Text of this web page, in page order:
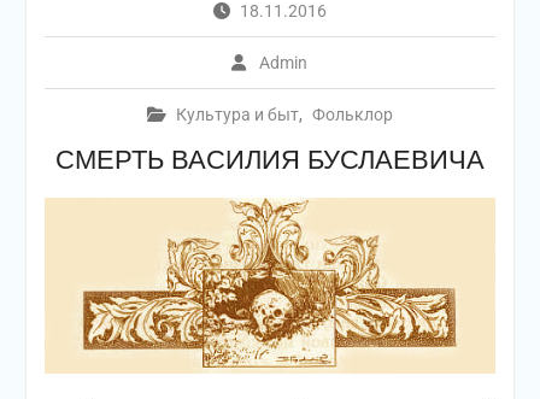
18.11.2016
Admin
Культура и быт, Фольклор
СМЕРТЬ ВАСИЛИЯ БУСЛАЕВИЧА